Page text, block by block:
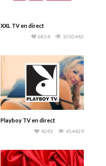
XXL TV en direct
1050442
6854
Playboy TV en direct
454429
4243